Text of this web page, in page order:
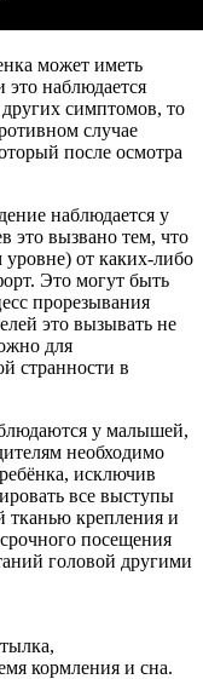
может иметь
наблюдается
других симптомов, то
случае
после осмотра
наблюдается у
это вызвано тем, что
от каких-либо
Это могут быть
прорезывания
это вызывать не
для
странности в
у малышей,
необходимо
исключив
все выступы
тканью крепления и
посещения
головой другими
кормления и сна.